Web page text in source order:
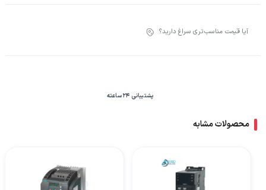
آیا قیمت مناسب‌تری سراغ دارید؟
پشتیبانی 24 ساعته
محصولات مشابه